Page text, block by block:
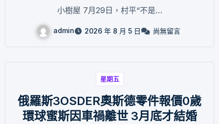
小樹屋 7月29日，村平“不是…
admin 2026 年 8 月 5 日 尚無留言
星期五
俄羅斯3OSDER奧斯德零件報價0歲
環球蜜斯因車禍離世 3月底才結婚